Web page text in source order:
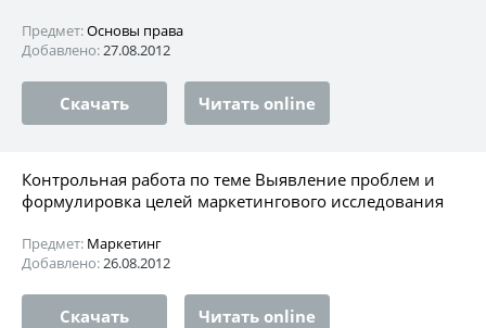
Предмет:Основы права
Добавлено:27.08.2012
Скачать Читать online
Контрольная работа по теме Выявление проблем и
формулировка целей маркетингового исследования
Предмет: Маркетинг
Добавлено:26.08.2012
Скачать Читать online